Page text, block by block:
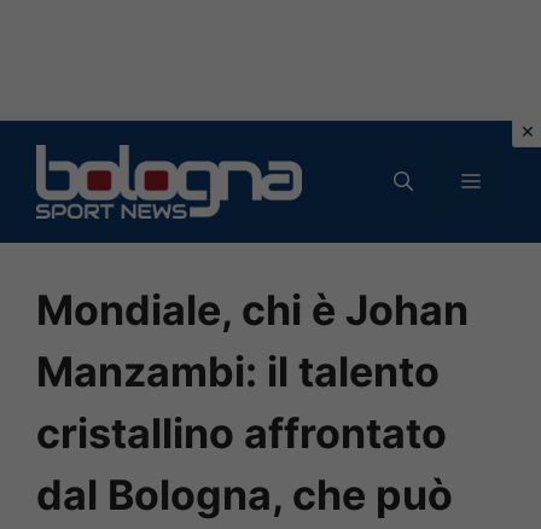
contenuto
MENU
Mondiale, chi è Johan
Manzambi: il talento
cristallino affrontato
dal Bologna, che può